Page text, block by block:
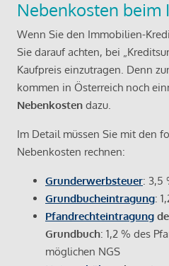
Nebenkosten
Wenn Sie den Immobilien-
Sie darauf achten, bei
Kaufpreis einzutragen. Denn
kommen in Österreich noch
Nebenkosten dazu.
Im Detail müssen Sie mit den
Nebenkosten rechnen:
Grunderwerbsteuer: 3,5
Grundbucheintragung:
Pfandrechteintragung
Grundbuch: 1,2 % des
möglichen NGS